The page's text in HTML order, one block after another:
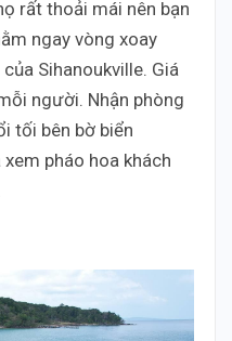
rất thoải mái nên bạn
ngay vòng xoay
Sihanoukville. Giá
người. Nhận phòng
tối bên bờ biển
xem pháo hoa khách